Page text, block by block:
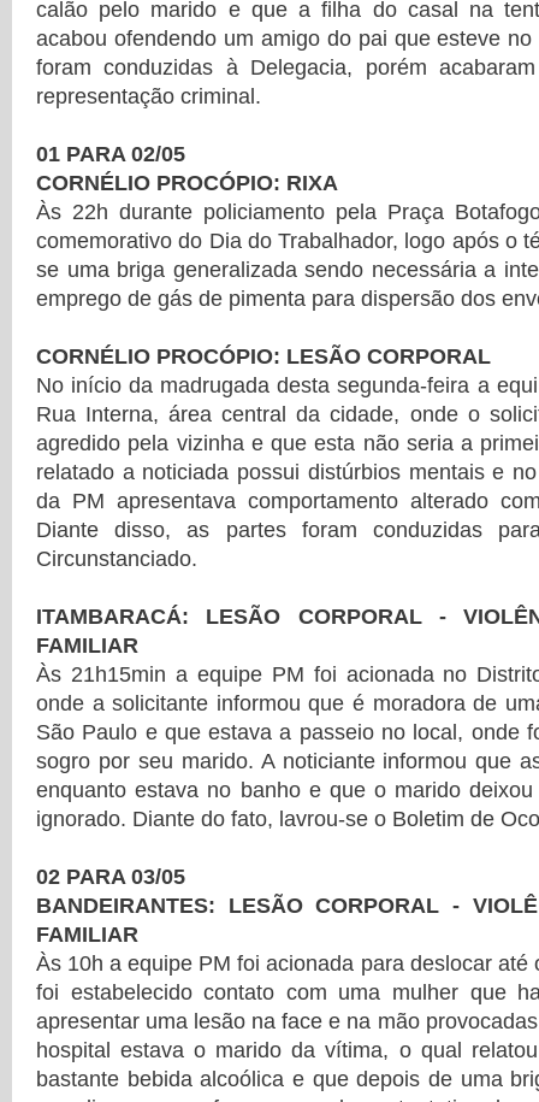
calão pelo marido e que a filha do casal na
acabou ofendendo um amigo do pai que esteve
foram conduzidas à Delegacia, porém
representação criminal.
01 PARA 02/05
CORNÉLIO PROCÓPIO: RIXA
Às 22h durante policiamento pela Praça
comemorativo do Dia do Trabalhador, logo após o
se uma briga generalizada sendo necessária a
emprego de gás de pimenta para dispersão dos
CORNÉLIO PROCÓPIO: LESÃO CORPORAL
No início da madrugada desta segunda-feira a
Rua Interna, área central da cidade, onde o
agredido pela vizinha e que esta não seria a
relatado a noticiada possui distúrbios mentais e
da PM apresentava comportamento alterado
Diante disso, as partes foram conduzidas
Circunstanciado.
ITAMBARACÁ: LESÃO CORPORAL -
FAMILIAR
Às 21h15min a equipe PM foi acionada no
onde a solicitante informou que é moradora de
São Paulo e que estava a passeio no local, onde
sogro por seu marido. A noticiante informou que
enquanto estava no banho e que o marido
ignorado. Diante do fato, lavrou-se o Boletim de
02 PARA 03/05
BANDEIRANTES: LESÃO CORPORAL -
FAMILIAR
Às 10h a equipe PM foi acionada para deslocar até
foi estabelecido contato com uma mulher que
apresentar uma lesão na face e na mão
hospital estava o marido da vítima, o qual
bastante bebida alcoólica e que depois de uma